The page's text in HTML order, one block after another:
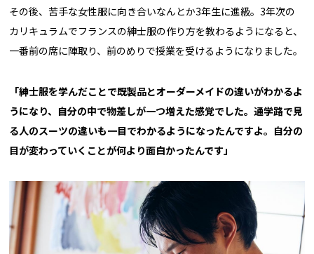
その後、苦手な女性服に向き合いなんとか3年生に進級。3年次の
カリキュラムでフランスの紳士服の作り方を教わるようになると、
一番前の席に陣取り、前のめりで授業を受けるようになりました。
「紳士服を学んだことで既製品とオーダーメイドの違いがわかるよ
うになり、自分の中で物差しが一つ増えた感覚でした。通学路で見
る人のスーツの違いも一目でわかるようになったんですよ。自分の
目が変わっていくことが何より面白かったんです」